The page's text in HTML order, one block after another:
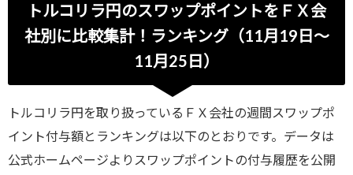
トルコリラ円のスワップポイントをＦＸ会
社別に比較集計！ランキング（11月19日～
11月25日）
トルコリラ円を取り扱っているＦＸ会社の週間スワップポ
イント付与額とランキングは以下のとおりです。データは
公式ホームページよりスワップポイントの付与履歴を公開